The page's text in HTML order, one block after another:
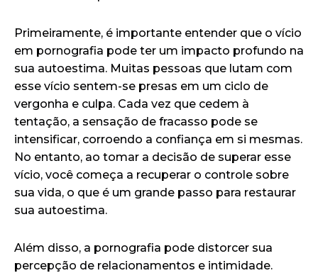
Primeiramente, é importante entender que o vício
em pornografia pode ter um impacto profundo na
sua autoestima. Muitas pessoas que lutam com
esse vício sentem-se presas em um ciclo de
vergonha e culpa. Cada vez que cedem à
tentação, a sensação de fracasso pode se
intensificar, corroendo a confiança em si mesmas.
No entanto, ao tomar a decisão de superar esse
vício, você começa a recuperar o controle sobre
sua vida, o que é um grande passo para restaurar
sua autoestima.
Além disso, a pornografia pode distorcer sua
percepção de relacionamentos e intimidade.